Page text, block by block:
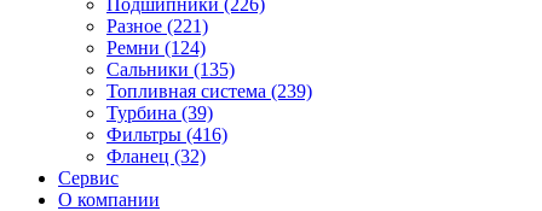
Подшипники (226)
Разное (221)
Ремни (124)
Сальники (135)
Топливная система (239)
Турбина (39)
Фильтры (416)
Фланец (32)
Сервис
О компании